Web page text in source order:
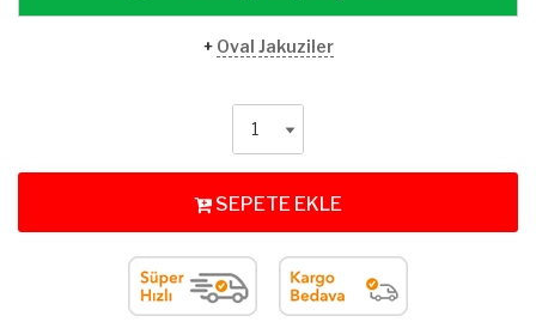
+ Oval Jakuziler
SEPETE EKLE